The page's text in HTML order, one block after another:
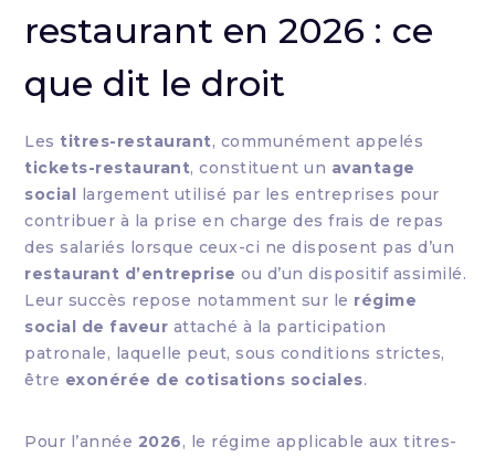
restaurant en 2026 : ce
que dit le droit
Les titres-restaurant, communément appelés
tickets-restaurant, constituent un avantage
social largement utilisé par les entreprises pour
contribuer à la prise en charge des frais de repas
des salariés lorsque ceux-ci ne disposent pas d’un
restaurant d’entreprise ou d’un dispositif assimilé.
Leur succès repose notamment sur le régime
social de faveur attaché à la participation
patronale, laquelle peut, sous conditions strictes,
être exonérée de cotisations sociales.
Pour l’année 2026, le régime applicable aux titres-